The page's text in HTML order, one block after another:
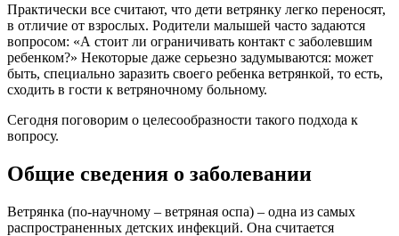
Практически все считают, что дети ветрянку легко переносят,
в отличие от взрослых. Родители малышей часто задаются
вопросом: «А стоит ли ограничивать контакт с заболевшим
ребенком?» Некоторые даже серьезно задумываются: может
быть, специально заразить своего ребенка ветрянкой, то есть,
сходить в гости к ветряночному больному.
Сегодня поговорим о целесообразности такого подхода к
вопросу.
Общие сведения о заболевании
Ветрянка (по-научному – ветряная оспа) – одна из самых
распространенных детских инфекций. Она считается